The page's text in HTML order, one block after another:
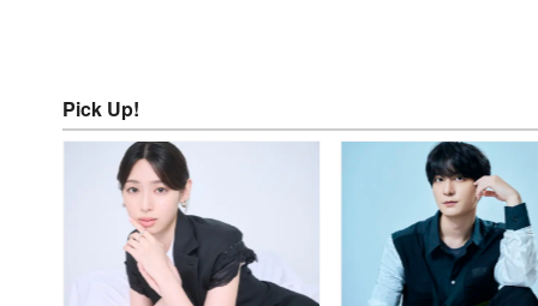
Pick Up!